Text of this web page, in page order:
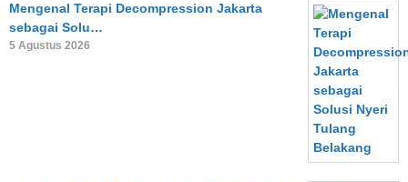
Mengenal Terapi Decompression Jakarta
sebagai Solu…
5 Agustus 2026